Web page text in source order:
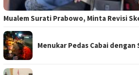
Mualem Surati Prabowo, Minta Revisi
Menukar Pedas Cabai